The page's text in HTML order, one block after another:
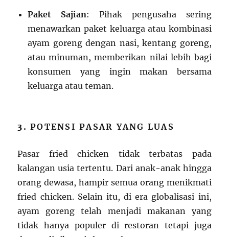
Paket Sajian: Pihak pengusaha sering
menawarkan paket keluarga atau kombinasi
ayam goreng dengan nasi, kentang goreng,
atau minuman, memberikan nilai lebih bagi
konsumen yang ingin makan bersama
keluarga atau teman.
3.POTENSI PASAR YANG LUAS
Pasar fried chicken tidak terbatas pada
kalangan usia tertentu. Dari anak-anak hingga
orang dewasa, hampir semua orang menikmati
fried chicken. Selain itu, di era globalisasi ini,
ayam goreng telah menjadi makanan yang
tidak hanya populer di restoran tetapi juga